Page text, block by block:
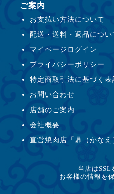
ご案内
お支払い方法について
配送・送料・返品につい
マイページログイン
プライバシーポリシー
特定商取引法に基づく表
お問い合わせ
店舗のご案内
会社概要
直営焼肉店「鼎（かなえ
当店はSSL
お客様の情報を